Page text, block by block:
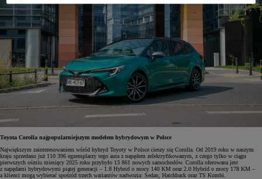
Toyota Corolla najpopularniejszym modelem hybrydowym w Polsce
Największym zainteresowaniem wśród hybryd Toyoty w Polsce cieszy się Corolla. Od 2019 roku w naszym
kraju sprzedano już 110 396 egzemplarzy tego auta z napędem zelektryfikowanym, z czego tylko w ciągu
pierwszych ośmiu miesięcy 2025 roku przybyło 13 861 nowych samochodów. Corolla oferowana jest
z napędami hybrydowymi piątej generacji – 1.8 Hybrid o mocy 140 KM oraz 2.0 Hybrid o mocy 178 KM –
a klienci mogą wybierać spośród trzech wariantów nadwozia: Sedan, Hatchback oraz TS Kombi.